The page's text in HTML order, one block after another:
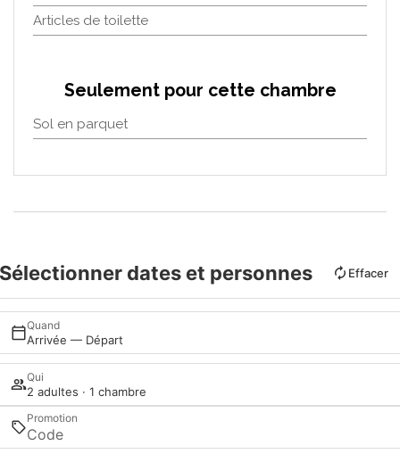
Articles de toilette
Seulement pour cette chambre
Sol en parquet
Sélectionner dates et personnes Effacer
Quand
Arrivée — Départ
Qui
2 adultes · 1 chambre
Promotion